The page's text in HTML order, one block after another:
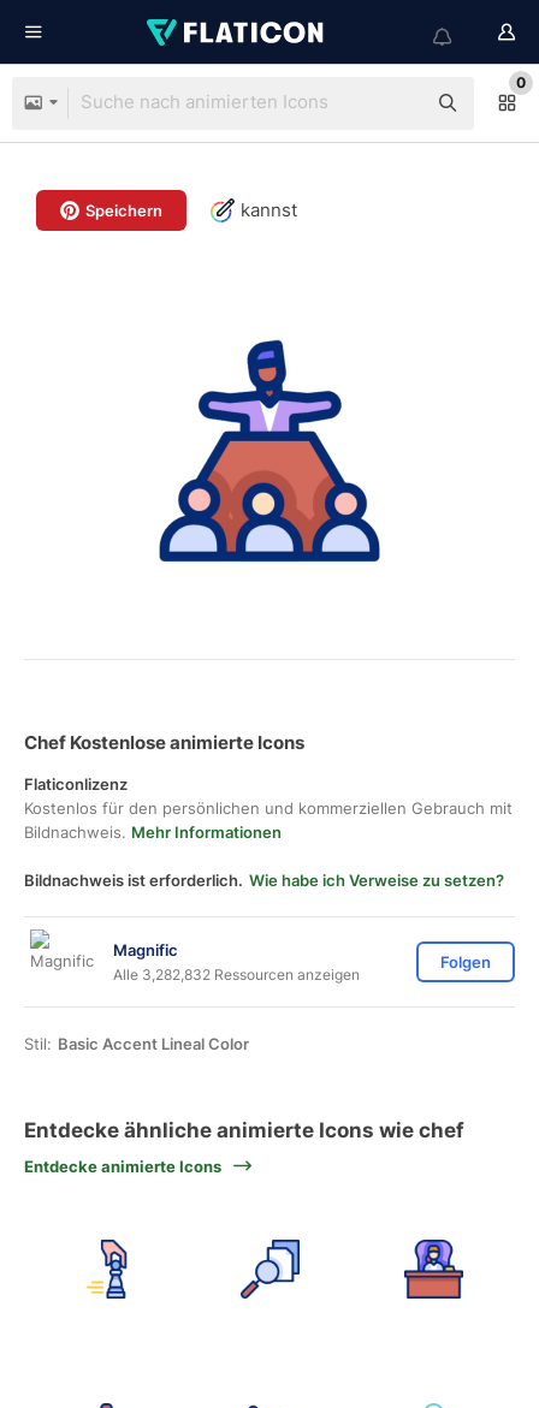
0
Speichern kannst
Chef Kostenlose animierte Icons
Flaticonlizenz
Kostenlos für den persönlichen und kommerziellen Gebrauch mit
Bildnachweis. Mehr Informationen
Bildnachweis ist erforderlich. Wie habe ich Verweise zu setzen?
Magnific
Alle 3,282,832 Ressourcen anzeigen
Folgen
Stil: Basic Accent Lineal Color
Entdecke ähnliche animierte Icons wie chef
Entdecke animierte Icons